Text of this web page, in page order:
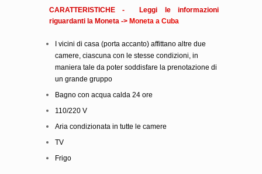
CARATTERISTICHE - Leggi le informazioni
riguardanti la Moneta -> Moneta a Cuba
I vicini di casa (porta accanto) affittano altre due
camere, ciascuna con le stesse condizioni, in
maniera tale da poter soddisfare la prenotazione di
un grande gruppo
Bagno con acqua calda 24 ore
110/220 V
Aria condizionata in tutte le camere
TV
Frigo